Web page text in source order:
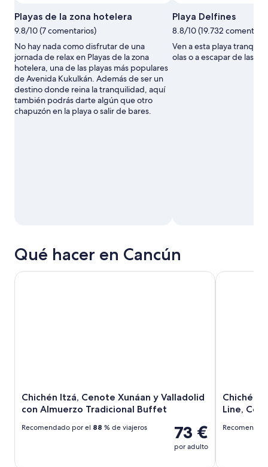
Playas de la zona hotelera
9.8/10 (7 comentarios)
No hay nada como disfrutar de una
jornada de relax en Playas de la zona
hotelera, una de las playas más populares
de Avenida Kukulkán. Además de ser un
destino donde reina la tranquilidad, aquí
también podrás darte algún que otro
chapuzón en la playa o salir de bares.
Playa Delfines
8.8/10 (19.732
Ven a esta playa
olas o a escapar de las
Qué hacer en Cancún
Chichén Itzá, Cenote Xunáan y Valladolid
con Almuerzo Tradicional Buffet
73 €
por adulto
Recomendado por el 88 % de viajeros
Chichén Itzá, Cenote Xunáan y Valladolid con Almuerzo
Chichén
Line,
Chichén